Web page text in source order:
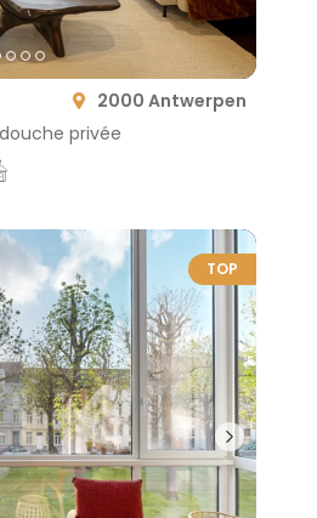
2000 Antwerpen
privée
TOP